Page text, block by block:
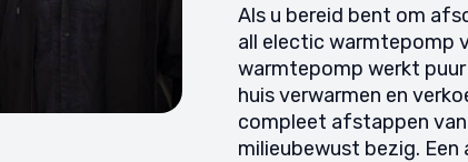
Als u bereid bent om
all electic warmtepomp
warmtepomp werkt
huis verwarmen en
compleet afstappen
milieubewust bezig.